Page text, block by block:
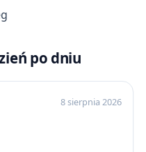
po dniu
8 sierpnia 2026